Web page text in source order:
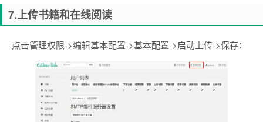
7.上传书籍和在线阅读
点击管理权限->编辑基本配置->基本配置->启动上传->保存：